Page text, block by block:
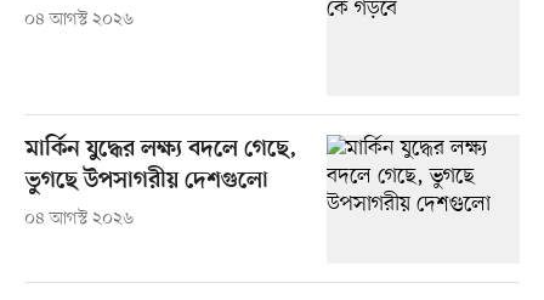
০৪ আগস্ট ২০২৬
মার্কিন যুদ্ধের লক্ষ্য বদলে গেছে,
ভুগছে উপসাগরীয় দেশগুলো
০৪ আগস্ট ২০২৬